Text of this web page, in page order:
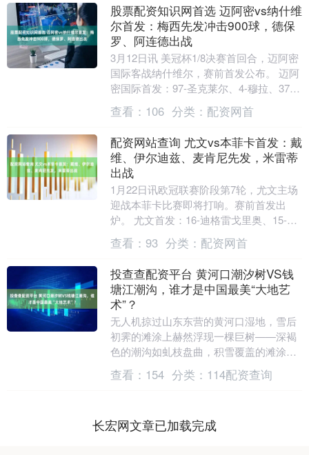
股票配资知识网首选 迈阿密vs纳什维
尔首发：梅西先发冲击900球，德保
罗、阿连德出战
3月12日讯 美冠杯1/8决赛首回合，迈阿密
国际客战纳什维尔，赛前首发公布。 迈阿
密国际首发：97-圣克莱尔、4-穆拉、37-
法尔肯、16-米凯尔·席尔瓦、32....
查看： 106 分类： 配资网首
配资网站查询 尤文vs本菲卡首发：戴
维、伊尔迪兹、麦肯尼先发，米雷蒂
出战
1月22日讯欧冠联赛阶段第7轮，尤文主场
迎战本菲卡比赛即将打响。赛前首发出
炉。 尤文首发：16-迪格雷戈里奥、15-卡
卢卢、3-布雷默、6-凯利、27-坎比亚索....
查看： 93 分类： 配资网首
投查查配资平台 黄河口潮汐树VS钱
塘江潮沟，谁才是中国最美“大地艺
术”？
无人机掠过山东东营的黄河口湿地，雪后
初霁的滩涂上赫然浮现一棵巨树——深褐
色的潮沟如虬枝盘曲，积雪覆盖的滩涂似
宣纸留白，整幅画面宛如天工挥毫的水墨
长卷。与此同时，....
查看： 154 分类： 114配资查询
长宏网文章已加载完成